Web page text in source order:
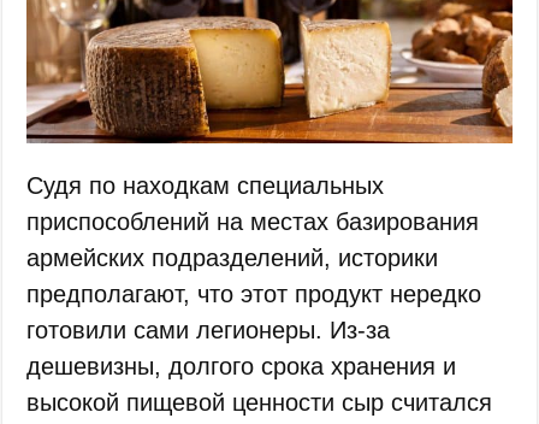
Судя по находкам специальных
приспособлений на местах базирования
армейских подразделений, историки
предполагают, что этот продукт нередко
готовили сами легионеры. Из-за
дешевизны, долгого срока хранения и
высокой пищевой ценности сыр считался